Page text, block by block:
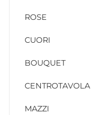
ROSE
CUORI
BOUQUET
CENTROTAVOLA
MAZZI